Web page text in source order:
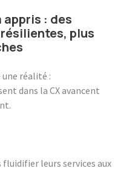
appris : des
plus
une réalité :
dans la CX avancent
leurs services aux